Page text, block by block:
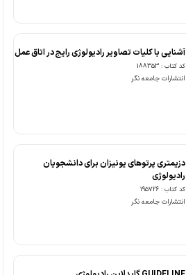
آشنایی با کلیات تصاویر رادیولوژی رایج در اتاق عمل
کد کتاب : 188353
انتشارات جامعه نگر
دزیمتری پرتوهای یونیزان برای دانشجویان
رادیولوژی
کد کتاب : 195726
انتشارات جامعه نگر